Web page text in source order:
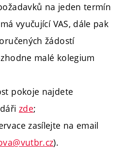
na jeden termín
vyučující VAS, dále pak
žádostí
malé kolegium
pokoje najdete
zde;
zasílejte na email
).